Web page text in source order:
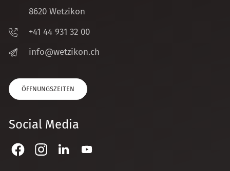
8620 Wetzikon
+41 44 931 32 00
nf
w tz k n ch
ÖFFNUNGSZEITEN
Social Media